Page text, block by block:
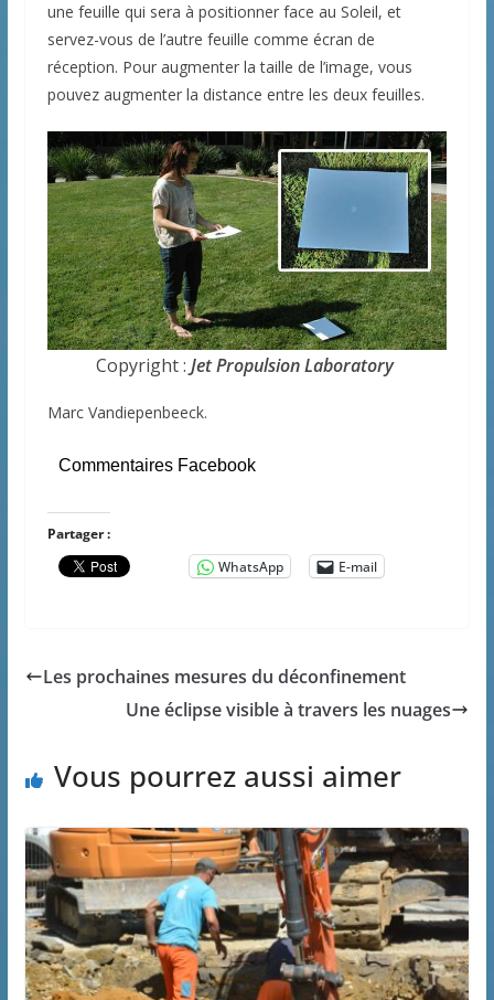
une feuille qui sera à positionner face au Soleil, et
servez-vous de l’autre feuille comme écran de
réception. Pour augmenter la taille de l’image, vous
pouvez augmenter la distance entre les deux feuilles.
Copyright : Jet Propulsion Laboratory
Marc Vandiepenbeeck.
Commentaires Facebook
Partager :
WhatsApp
E-mail
Les prochaines mesures du déconfinement
Une éclipse visible à travers les nuages
Vous pourrez aussi aimer